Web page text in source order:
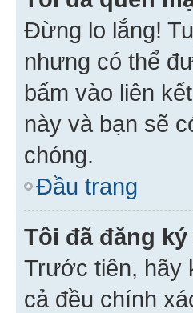
Đừng lo lắng!
nhưng có thể
bấm vào liên kết
này và bạn sẽ
chóng.
Đầu trang
Tôi đã đăng
Trước tiên, hãy
cả đều chính